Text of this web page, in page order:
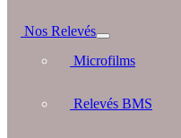
Nos Relevés
Microfilms
Relevés BMS